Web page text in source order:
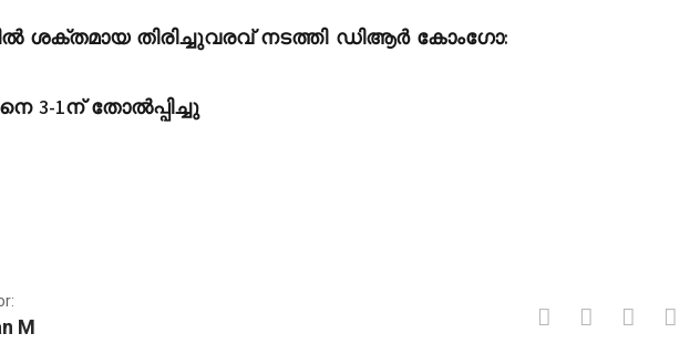
ശക്തമായ തിരിച്ചുവരവ് നടത്തി ഡിആർ കോംഗോ:
3-1ന് തോൽപ്പിച്ചു
M